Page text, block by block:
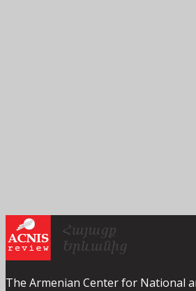
The Armenian Center for National